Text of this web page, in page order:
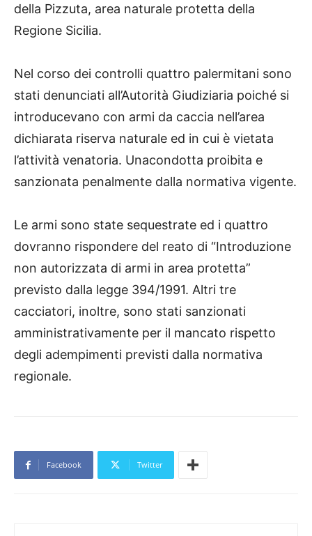
della Pizzuta, area naturale protetta della
Regione Sicilia.
Nel corso dei controlli quattro palermitani sono
stati denunciati all’Autorità Giudiziaria poiché si
introducevano con armi da caccia nell’area
dichiarata riserva naturale ed in cui è vietata
l’attività venatoria. Unacondotta proibita e
sanzionata penalmente dalla normativa vigente.
Le armi sono state sequestrate ed i quattro
dovranno rispondere del reato di “Introduzione
non autorizzata di armi in area protetta”
previsto dalla legge 394/1991. Altri tre
cacciatori, inoltre, sono stati sanzionati
amministrativamente per il mancato rispetto
degli adempimenti previsti dalla normativa
regionale.
Facebook Twitter